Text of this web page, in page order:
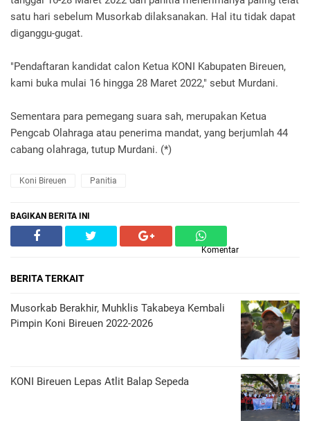
satu hari sebelum Musorkab dilaksanakan. Hal itu tidak dapat
diganggu-gugat.
"Pendaftaran kandidat calon Ketua KONI Kabupaten Bireuen,
kami buka mulai 16 hingga 28 Maret 2022," sebut Murdani.
Sementara para pemegang suara sah, merupakan Ketua
Pengcab Olahraga atau penerima mandat, yang berjumlah 44
cabang olahraga, tutup Murdani. (*)
Koni Bireuen Panitia
BAGIKAN BERITA INI
Komentar
BERITA TERKAIT
Musorkab Berakhir, Muhklis Takabeya Kembali
Pimpin Koni Bireuen 2022-2026
KONI Bireuen Lepas Atlit Balap Sepeda